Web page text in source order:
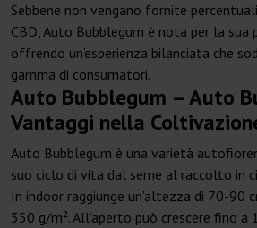
Sebbene non vengano fornite
CBD, Auto Bubblegum è nota per la
offrendo un’esperienza bilanciata che
gamma di consumatori.
Auto Bubblegum – Auto
Vantaggi nella
Auto Bubblegum è una varietà
suo ciclo di vita dal seme al raccolto in
In indoor raggiunge un’altezza di 70-90
350 g/m². All’aperto può crescere fino a